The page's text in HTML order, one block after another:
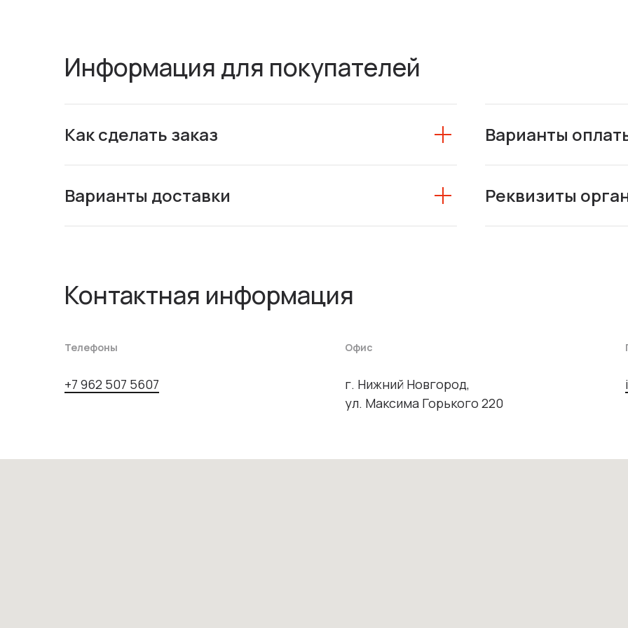
Информация для покупателей
Как сделать заказ Варианты
Варианты доставки Реквизиты
Контактная информация
Телефоны
+7 962 507 5607
Офис
г. Нижний Новгород,
ул. Максима Горького 220